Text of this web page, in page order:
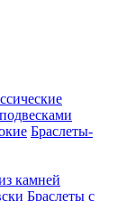
Браслеты-
камней
Браслеты с